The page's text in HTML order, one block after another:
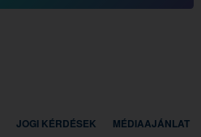
JOGI KÉRDÉSEK
MÉDIAAJÁNLAT